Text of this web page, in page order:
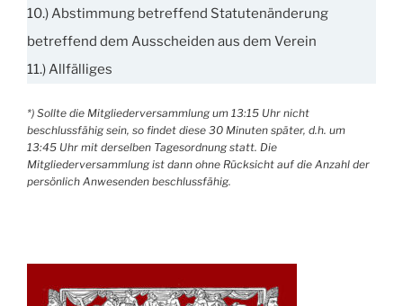
10.) Abstimmung betreffend Statutenänderung
betreffend dem Ausscheiden aus dem Verein
11.) Allfälliges
*) Sollte die Mitgliederversammlung um 13:15 Uhr nicht
beschlussfähig sein, so findet diese 30 Minuten später, d.h. um
13:45 Uhr mit derselben Tagesordnung statt. Die
Mitgliederversammlung ist dann ohne Rücksicht auf die Anzahl der
persönlich Anwesenden beschlussfähig.